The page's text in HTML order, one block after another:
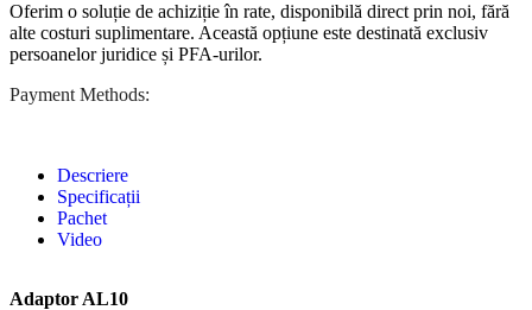
Oferim o soluție de achiziție în rate, disponibilă direct prin noi, fără
alte costuri suplimentare. Această opțiune este destinată exclusiv
persoanelor juridice și PFA-urilor.
Payment Methods:
Descriere
Specificații
Pachet
Video
Adaptor AL10